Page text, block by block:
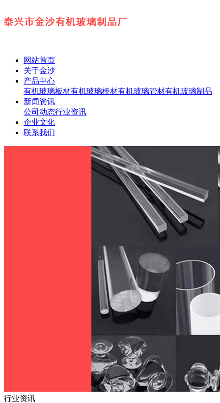
网站首页
关于金沙
产品中心
有机玻璃板材有机玻璃棒材有机玻璃管材有机玻璃制品
新闻资讯
公司动态行业资讯
企业文化
联系我们
行业资讯